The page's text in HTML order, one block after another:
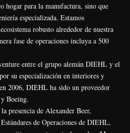
hogar para la manufactura, sino que
especializada. Estamos
robusto alrededor de nuestra
fase de operaciones incluya a 500
entre el grupo alemán DIEHL y el
su especialización en interiores y
2006, DIEHL ha sido un proveedor
Boeing.
presencia de Alexander Beer,
de Operaciones de DIEHL,